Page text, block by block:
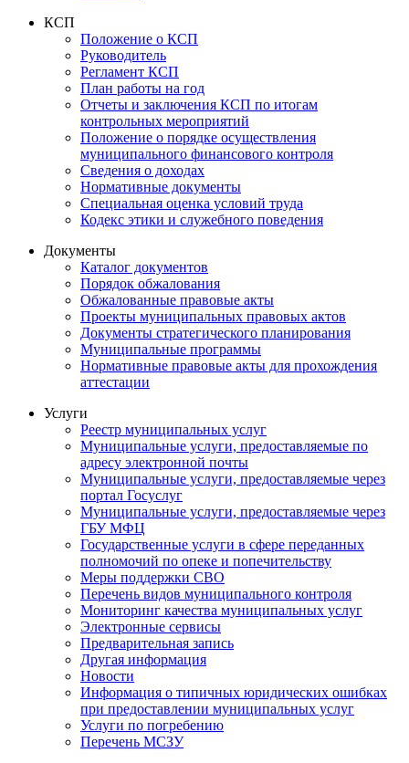
КСП
Положение о КСП
Руководитель
Регламент КСП
План работы на год
Отчеты и заключения КСП по итогам
контрольных мероприятий
Положение о порядке осуществления
муниципального финансового контроля
Сведения о доходах
Нормативные документы
Специальная оценка условий труда
Кодекс этики и служебного поведения
Документы
Каталог документов
Порядок обжалования
Обжалованные правовые акты
Проекты муниципальных правовых актов
Документы стратегического планирования
Муниципальные программы
Нормативные правовые акты для прохождения
аттестации
Услуги
Реестр муниципальных услуг
Муниципальные услуги, предоставляемые по
адресу электронной почты
Муниципальные услуги, предоставляемые через
портал Госуслуг
Муниципальные услуги, предоставляемые через
ГБУ МФЦ
Государственные услуги в сфере переданных
полномочий по опеке и попечительству
Меры поддержки СВО
Перечень видов муниципального контроля
Мониторинг качества муниципальных услуг
Электронные сервисы
Предварительная запись
Другая информация
Новости
Информация о типичных юридических ошибках
при предоставлении муниципальных услуг
Услуги по погребению
Перечень МСЗУ